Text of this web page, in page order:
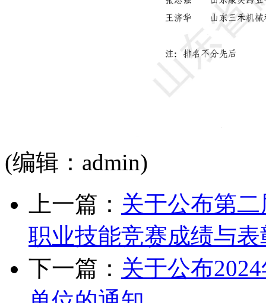
(编辑：admin)
上一篇： 关于公布第
职业技能竞赛成绩与
下一篇： 关于公布